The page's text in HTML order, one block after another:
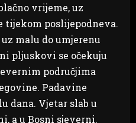
vrijeme, uz
tijekom poslijepodneva.
malu do umjerenu
pljuskovi se očekuju
područjima
Padavine
dana. Vjetar slab u
a u Bosni sjeverni.